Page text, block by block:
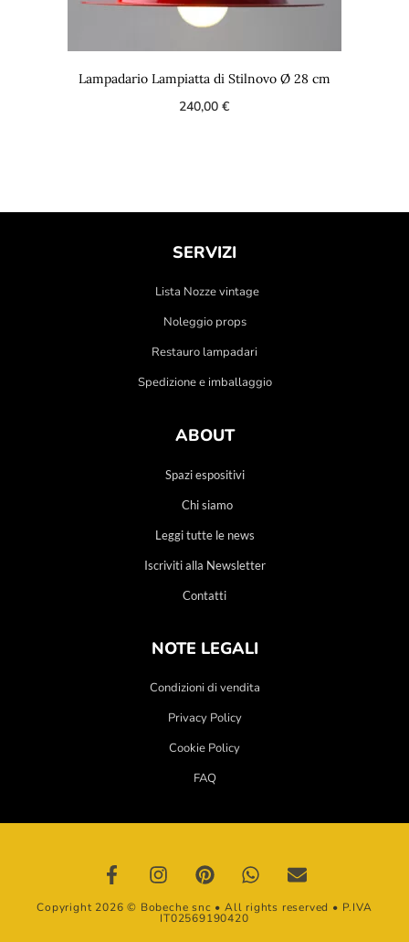
Lampadario Lampiatta di Stilnovo Ø 28 cm
240,00€
SERVIZI
Lista Nozze vintage
Noleggio props
Restauro lampadari
Spedizione e imballaggio
ABOUT
Spazi espositivi
Chi siamo
Leggi tutte le news
Iscriviti alla Newsletter
Contatti
NOTE LEGALI
Condizioni di vendita
Privacy Policy
Cookie Policy
FAQ
Copyright 2026 © Bobeche snc • All rights reserved • P.IVA
IT02569190420